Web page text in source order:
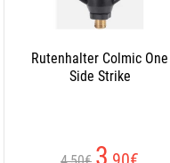
Rutenhalter Colmic One
Side Strike
3